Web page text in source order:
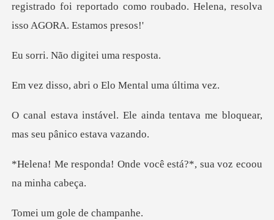
registrado foi repo
ão digitei
bri o Elo Menta
ainda tentava me bloquear,
nde você está?*, sua vo
gole de c